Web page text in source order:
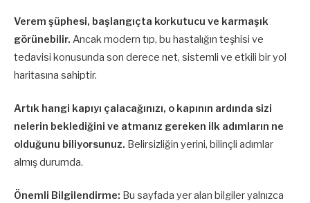
Verem şüphesi, başlangıçta korkutucu ve karmaşık
görünebilir. Ancak modern tıp, bu hastalığın teşhisi ve
tedavisi konusunda son derece net, sistemli ve etkili bir yol
haritasına sahiptir.
Artık hangi kapıyı çalacağınızı, o kapının ardında sizi
nelerin beklediğini ve atmanız gereken ilk adımların ne
olduğunu biliyorsunuz. Belirsizliğin yerini, bilinçli adımlar
almış durumda.
Önemli Bilgilendirme: Bu sayfada yer alan bilgiler yalnızca